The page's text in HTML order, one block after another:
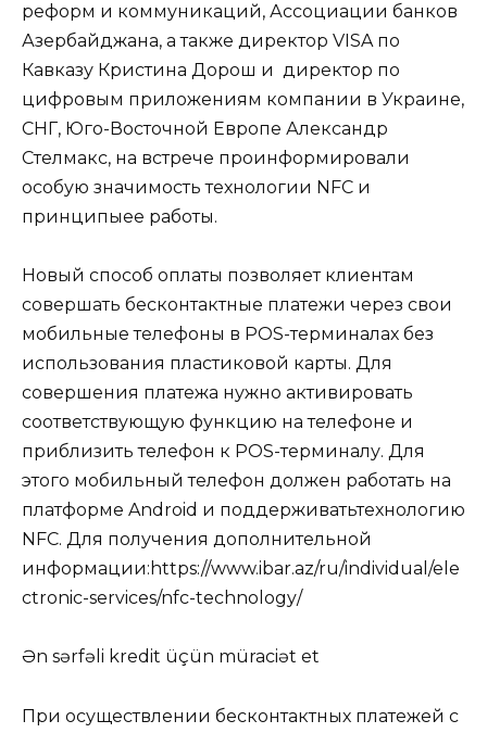
реформ и коммуникаций, Ассоциации банков
Азербайджана, а также директор VISA по
Кавказу Кристина Дорош и директор по
цифровым приложениям компании в Украине,
СНГ, Юго-Восточной Европе Александр
Стелмакс, на встрече проинформировали
особую значимость технологии NFC и
принципыее работы.
Новый способ оплаты позволяет клиентам
совершать бесконтактные платежи через свои
мобильные телефоны в POS-терминалах без
использования пластиковой карты. Для
совершения платежа нужно активировать
соответствующую функцию на телефоне и
приблизить телефон к POS-терминалу. Для
этого мобильный телефон должен работать на
платформе Android и поддерживатьтехнологию
NFC. Для получения дополнительной
информации: https://www.ibar.az/ru/individual/ele
ctronic-services/nfc-technology/
Ən sərfəli kredit üçün müraciət et
При осуществлении бесконтактных платежей с